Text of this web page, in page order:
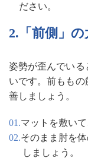
ださい。
2.「前側」
姿勢が歪んでいる
いです。前もも
善しましょう。
マットを敷いて
そのまま肘を
しましょう。